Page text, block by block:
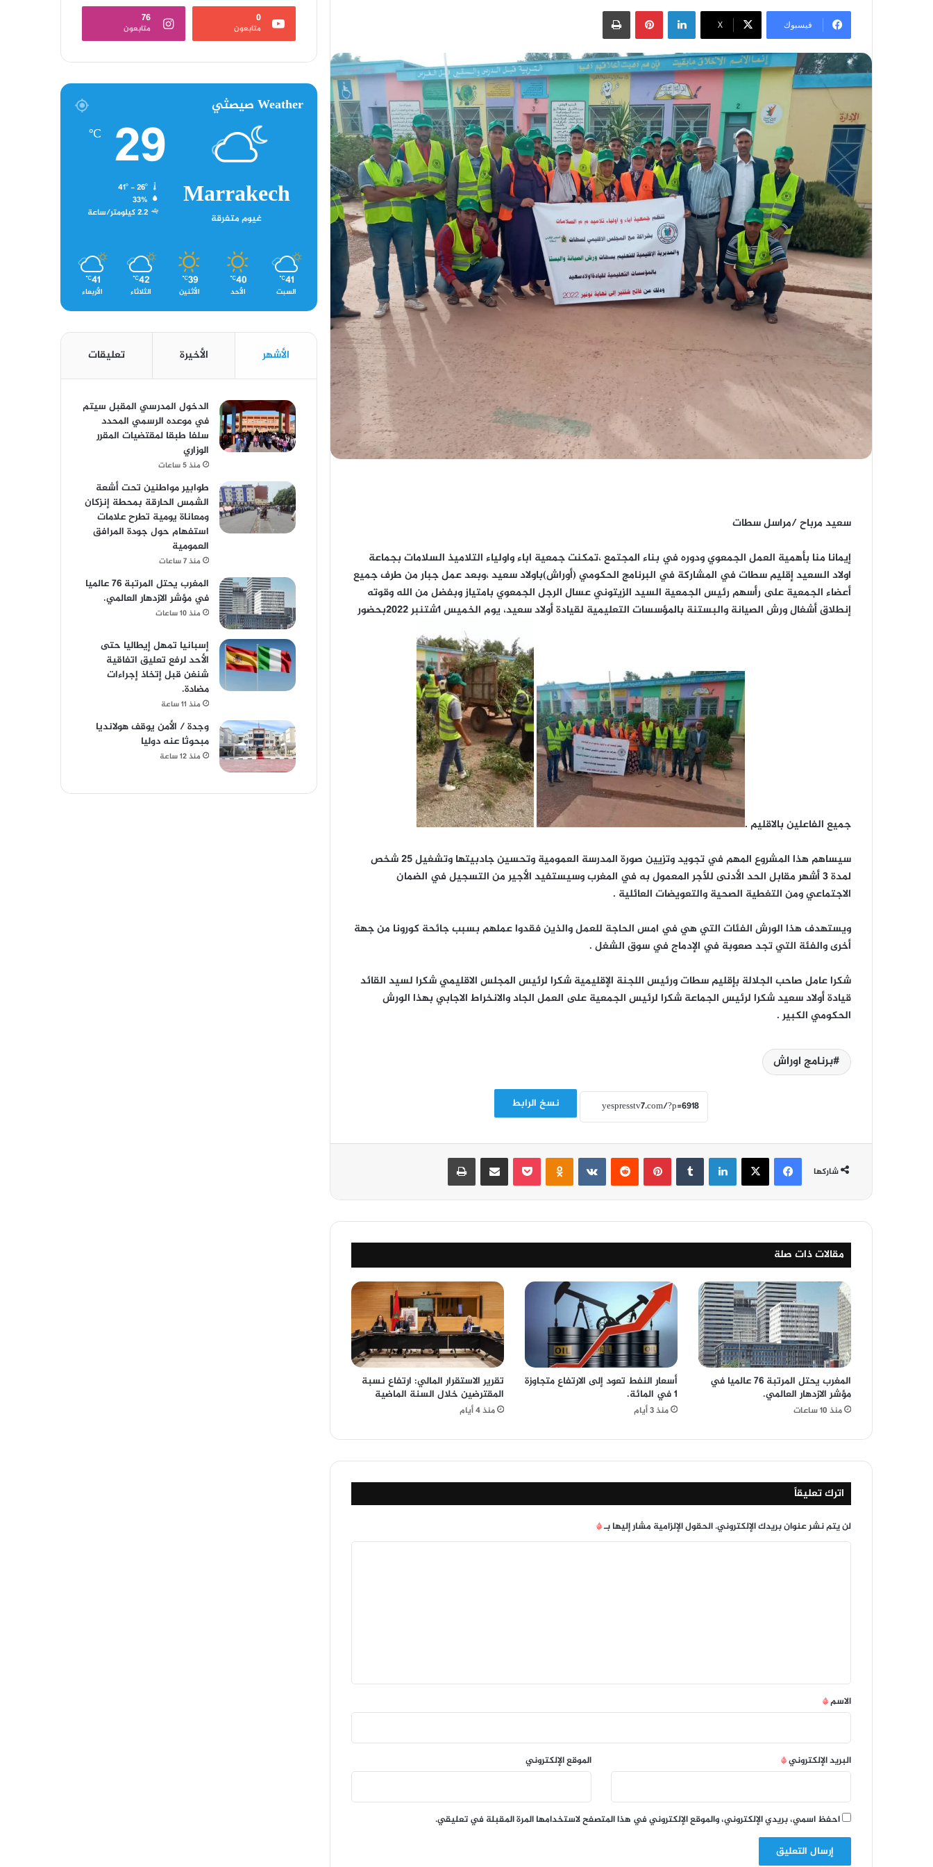
فيسبوك ‫X
لينكدإن بينتيريست
سعيد مرباح /مراسل سطات
إيمانا منا بأهمية العمل الجمعوي ودوره في بناء المجتمع ،تمكنت جمعية اباء واولياء التلاميذ السلامات بجماعة
اولاد السعيد إقليم سطات في المشاركة في البرنامج الحكومي (أوراش)باولاد سعيد ،وبعد عمل جبار من طرف جميع
أعضاء الجمعية على رأسهم رئيس الجمعية السيد الزيتوني عسال الرجل الجمعوي بامتياز وبفضل من الله وقوته
إنطلاق أشغال ورش الصيانة والبستنة بالمؤسسات التعليمية لقيادة أولاد سعيد، يوم الخميس 1شتنبر 2022بحضور
جميع الفاعلين بالاقليم .
سيساهم هذا المشروع المهم في تجويد وتزيين صورة المدرسة العمومية وتحسين جادبيتها وتشغيل 25 شخص
لمدة 3 أشهر مقابل الحد الأدنى للأجر المعمول به في المغرب وسيستفيد الأجير من التسجيل في الضمان
الاجتماعي ومن التغطية الصحية والتعويضات العائلية .
ويستهدف هذا الورش الفئات التي هي في امس الحاجة للعمل والذين فقدوا عملهم بسبب جائحة كورونا من جهة
أخرى والفئة التي تجد صعوبة في الإدماج في سوق الشغل .
شكرا عامل صاحب الجلالة بإقليم سطات ورئيس اللجنة الإقليمية شكرا لرئيس المجلس الاقليمي شكرا لسيد القائد
قيادة أولاد سعيد شكرا لرئيس الجماعة شكرا لرئيس الجمعية على العمل الجاد والانخراط الاجابي بهذا الورش
الحكومي الكبير .
برنامج اوراش
نسخ الرابط
شاركها
فيسبوك ‫X لينكدإن بينتيريست مشاركة عبر البريد
مقالات ذات صلة
المغرب يحتل المرتبة 76 عالميا في
مؤشر الازدهار العالمي.
منذ 10 ساعات
أسعار النفط تعود إلى الارتفاع متجاوزة
1 في المائة.
منذ 3 أيام
تقرير الاستقرار المالي: ارتفاع نسبة
المقترضين خلال السنة الماضية
منذ 4 أيام
اترك تعليقاً
لن يتم نشر عنوان بريدك الإلكتروني.الحقول الإلزامية مشار إليها بـ*
*
الاسم*
البريد الإلكتروني* الموقع الإلكتروني
احفظ اسمي، بريدي الإلكتروني، والموقع الإلكتروني في هذا المتصفح لاستخدامها المرة المقبلة في تعليقي.
0
متابعون
76
متابعون
Weather صيصثي
Marrakech
غيوم متفرقة
29
℃
41º - 26º
33%
2.2 كيلومتر/ساعة
41
℃
السبت
40
℃
الأحد
39
℃
الأثنين
42
℃
الثلاثاء
41
℃
الأربعاء
الأشهر الأخيرة تعليقات
الدخول المدرسي المقبل سیتم
في موعده الرسمي المحدد
سلفا طبقا لمقتضیات المقرر
الوزاري
منذ 5 ساعات
طوابير مواطنين تحت أشعة
الشمس الحارقة بمحطة إنزكان
ومعاناة يومية تطرح علامات
استفهام حول جودة المرافق
العمومية
منذ 7 ساعات
المغرب يحتل المرتبة 76 عالميا
في مؤشر الازدهار العالمي.
منذ 10 ساعات
إسبانيا تمهل إيطاليا حتى
الأحد لرفع تعليق اتفاقية
شنغن قبل إتخاذ إجراءات
مضادة.
منذ 11 ساعة
وجدة / الأمن يوقف هولانديا
مبحوثا عنه دوليا
منذ 12 ساعة